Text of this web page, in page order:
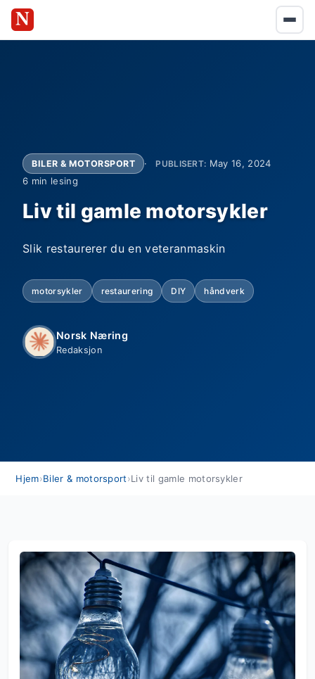
BILER & MOTORSPORT PUBLISERT: May 16, 2024
6 min lesing
Liv til gamle motorsykler
Slik restaurerer du en veteranmaskin
motorsykler restaurering DIY håndverk
Norsk Næring
Redaksjon
Hjem›Biler & motorsport›Liv til gamle motorsykler